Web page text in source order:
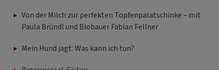
Von der Milch zur perfekten Topfenpalatschinke – mit
Paula Bründl und Biobauer Fabian Fellner
Mein Hund jagt: Was kann ich tun?